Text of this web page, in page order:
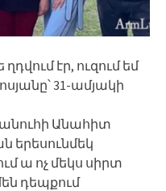
էր, ուզում եմ
31-ամյակի
Անահիտ
երեսունմեկ
ա ոչ մեկս սիրտ
դեպքում